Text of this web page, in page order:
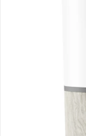
Gutscheine &